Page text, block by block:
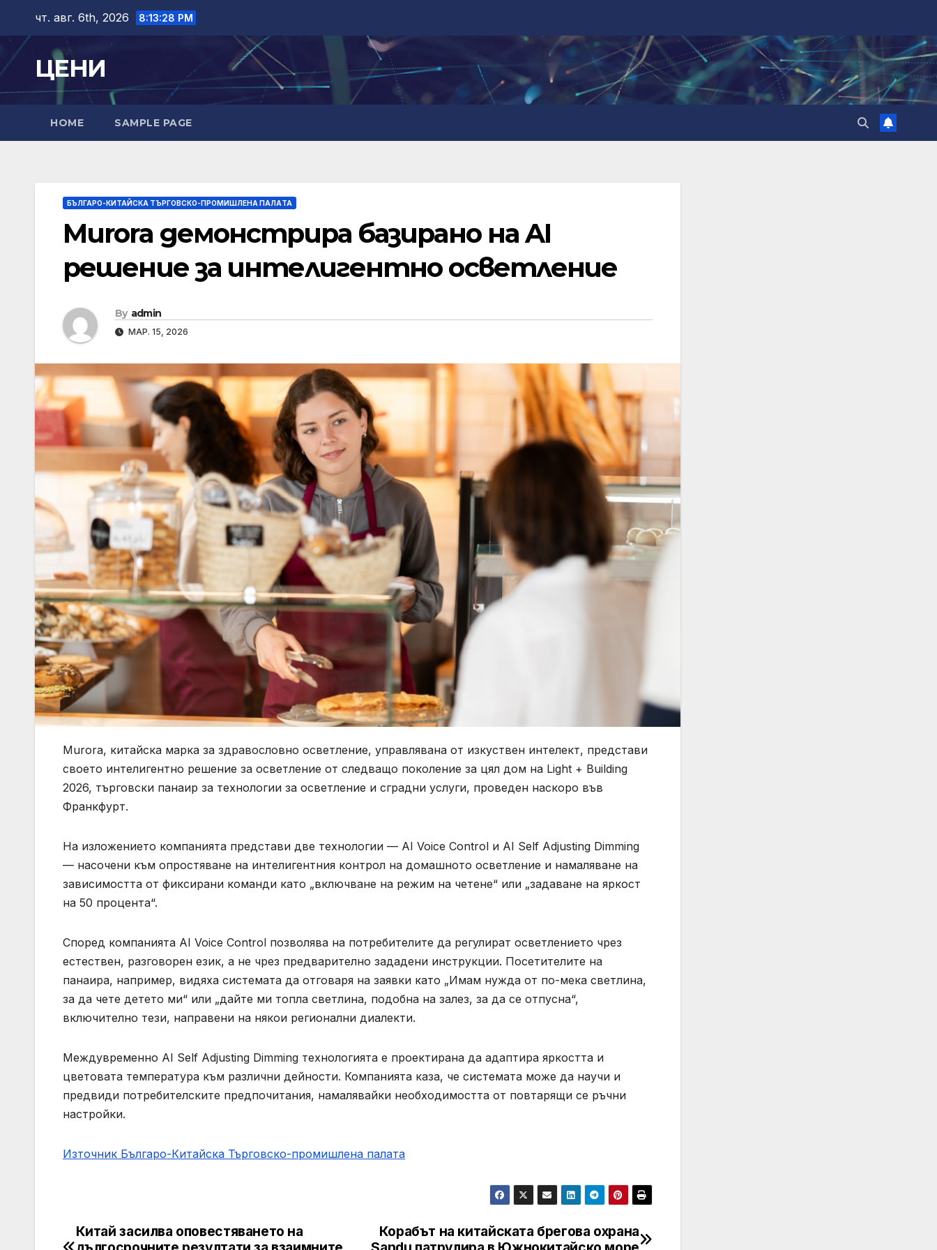
content
чт. авг. 6th, 2026 8:13:29 PM
ЦЕНИ
HOME SAMPLE PAGE
БЪЛГАРО-КИТАЙСКА ТЪРГОВСКО-ПРОМИШЛЕНА ПАЛAТА
Murora демонстрира базирано на AI
решение за интелигентно осветление
By admin
МАР. 15, 2026
Murora, китайска марка за здравословно осветление, управлявана от изкуствен интелект, представи
своето интелигентно решение за осветление от следващо поколение за цял дом на Light + Building
2026, търговски панаир за технологии за осветление и сградни услуги, проведен наскоро във
Франкфурт.
На изложението компанията представи две технологии — AI Voice Control и AI Self Adjusting Dimming
— насочени към опростяване на интелигентния контрол на домашното осветление и намаляване на
зависимостта от фиксирани команди като „включване на режим на четене“ или „задаване на яркост
на 50 процента“.
Според компанията AI Voice Control позволява на потребителите да регулират осветлението чрез
естествен, разговорен език, а не чрез предварително зададени инструкции. Посетителите на
панаира, например, видяха системата да отговаря на заявки като „Имам нужда от по-мека светлина,
за да чете детето ми“ или „дайте ми топла светлина, подобна на залез, за ​​да се отпусна“,
включително тези, направени на някои регионални диалекти.
Междувременно AI Self Adjusting Dimming технологията е проектирана да адаптира яркостта и
цветовата температура към различни дейности. Компанията каза, че системата може да научи и
предвиди потребителските предпочитания, намалявайки необходимостта от повтарящи се ръчни
настройки.
Източник Българо-Китайска Търговско-промишлена палaта
Навигация
Корабът на китайската брегова охрана
Китай засилва оповестяването на